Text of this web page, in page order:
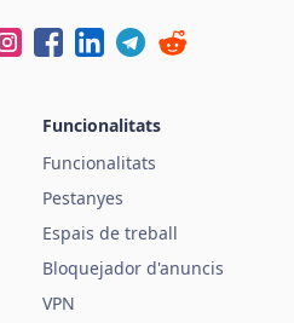
Funcionalitats
Funcionalitats
Pestanyes
Espais de treball
Bloquejador d'anuncis
VPN